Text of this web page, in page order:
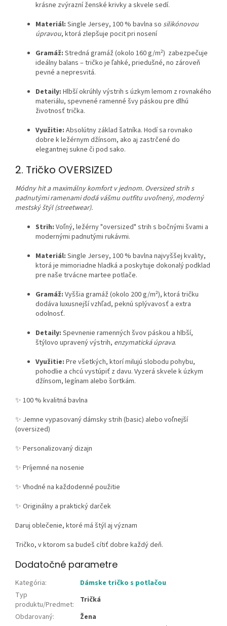
krásne zvýrazní ženské krivky a skvele sedí.
Materiál: Single Jersey, 100 % bavlna so silikónovou
úpravou, ktorá zlepšuje pocit pri nosení
Gramáž: Stredná gramáž (okolo 160 g/m²) zabezpečuje
ideálny balans – tričko je ľahké, priedušné, no zároveň
pevné a nepresvitá.
Detaily: Hlbší okrúhly výstrih s úzkym lemom z rovnakého
materiálu, spevnené ramenné švy páskou pre dlhú
životnosť trička.
Využitie: Absolútny základ šatníka. Hodí sa rovnako
dobre k ležérnym džínsom, ako aj zastrčené do
elegantnej sukne či pod sako.
2. Tričko OVERSIZED
Módny hit a maximálny komfort v jednom. Oversized strih s
padnutými ramenami dodá vášmu outfitu uvoľnený, moderný
mestský štýl (streetwear).
Strih: Voľný, ležérny "oversized" strih s bočnými švami a
modernými padnutými rukávmi.
Materiál: Single Jersey, 100 % bavlna najvyššej kvality,
ktorá je mimoriadne hladká a poskytuje dokonalý podklad
pre naše trvácne martee potlače.
Gramáž: Vyššia gramáž (okolo 200 g/m²), ktorá tričku
dodáva luxusnejší vzhľad, peknú splývavosť a extra
odolnosť.
Detaily: Spevnenie ramenných švov páskou a hlbší,
štýlovo upravený výstrih, enzymatická úprava.
Využitie: Pre všetkých, ktorí milujú slobodu pohybu,
pohodlie a chcú vystúpiť z davu. Vyzerá skvele k úzkym
džínsom, legínam alebo šortkám.
✨ 100 % kvalitná bavlna
✨ Jemne vypasovaný dámsky strih (basic) alebo voľnejší
(oversized)
✨ Personalizovaný dizajn
✨ Príjemné na nosenie
✨ Vhodné na každodenné použitie
✨ Originálny a praktický darček
Daruj oblečenie, ktoré má štýl aj význam
Tričko, v ktorom sa budeš cítiť dobre každý deň.
Dodatočné parametre
Kategória:
Dámske tričko s potlačou
Typ
produktu/Predmet:
Tričká
Obdarovaný:
Žena